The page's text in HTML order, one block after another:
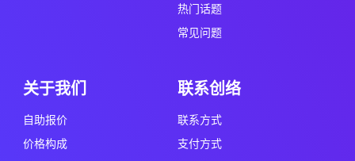
热门话题
常见问题
关于我们
自助报价
价格构成
联系创络
联系方式
支付方式